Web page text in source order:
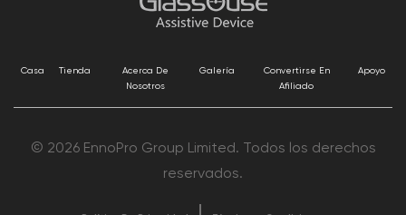
Casa Tienda
Acerca De
Nosotros
Galería
Convertirse En
Afiliado
Apoyo
© 2026 EnnoPro Group Limited. Todos los derechos
reservados.